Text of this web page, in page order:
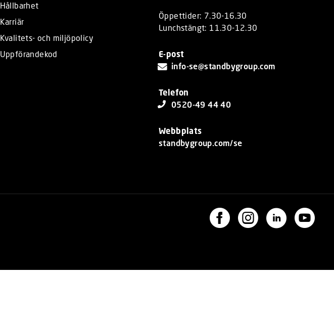
Hållbarhet
Karriär
Kvalitets- och miljöpolicy
Uppförandekod
Öppettider: 7.30-16.30
Lunchstängt: 11.30-12.30
E-post
info-se@standbygroup.com
Telefon
0520-49 44 40
Webbplats
standbygroup.com/se